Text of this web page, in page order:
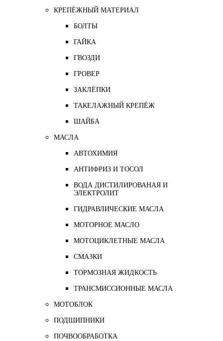
КРЕПЁЖНЫЙ МАТЕРИАЛ
БОЛТЫ
ГАЙКА
ГВОЗДИ
ГРОВЕР
ЗАКЛЁПКИ
ТАКЕЛАЖНЫЙ КРЕПЁЖ
ШАЙБА
МАСЛА
АВТОХИМИЯ
АНТИФРИЗ И ТОСОЛ
ВОДА ДИСТИЛИРОВАНАЯ И
ЭЛЕКТРОЛИТ
ГИДРАВЛИЧЕСКИЕ МАСЛА
МОТОРНОЕ МАСЛО
МОТОЦИКЛЕТНЫЕ МАСЛА
СМАЗКИ
ТОРМОЗНАЯ ЖИДКОСТЬ
ТРАНСМИССИОННЫЕ МАСЛА
МОТОБЛОК
ПОДШИПНИКИ
ПОЧВООБРАБОТКА